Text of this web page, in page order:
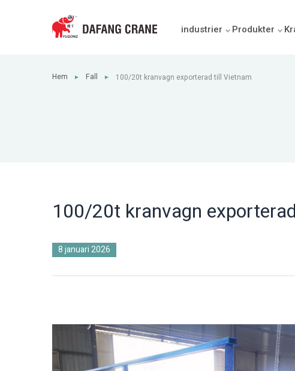
industrier Produkter
Hem ► Fall ► 100/20t kranvagn exporterad till Vietnam
100/20t kranvagn
8 januari 2026